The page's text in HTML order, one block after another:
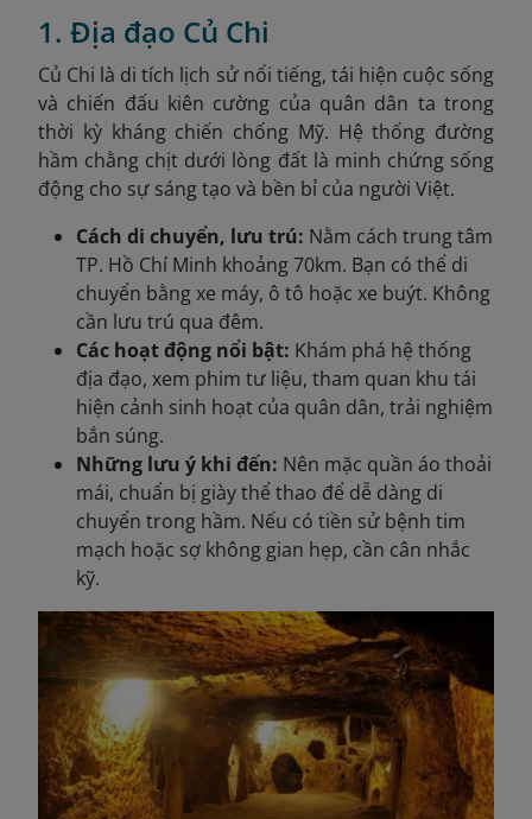
1. Địa đạo Củ Chi
Củ Chi là di tích lịch sử nổi tiếng, tái hiện cuộc sống
và chiến đấu kiên cường của quân dân ta trong
thời kỳ kháng chiến chống Mỹ. Hệ thống đường
hầm chằng chịt dưới lòng đất là minh chứng sống
động cho sự sáng tạo và bền bỉ của người Việt.
Cách di chuyển, lưu trú: Nằm cách trung tâm
TP. Hồ Chí Minh khoảng 70km. Bạn có thể di
chuyển bằng xe máy, ô tô hoặc xe buýt. Không
cần lưu trú qua đêm.
Các hoạt động nổi bật: Khám phá hệ thống
địa đạo, xem phim tư liệu, tham quan khu tái
hiện cảnh sinh hoạt của quân dân, trải nghiệm
bắn súng.
Những lưu ý khi đến: Nên mặc quần áo thoải
mái, chuẩn bị giày thể thao để dễ dàng di
chuyển trong hầm. Nếu có tiền sử bệnh tim
mạch hoặc sợ không gian hẹp, cần cân nhắc
kỹ.